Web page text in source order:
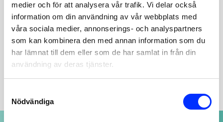
medier och för att analysera vår trafik. Vi delar också
information om din användning av vår webbplats med
våra sociala medier, annonserings- och analyspartners
som kan kombinera den med annan information som du
har lämnat till dem eller som de har samlat in från din
användning av deras tjänster.
Selection
Nödvändiga
Lägg till i varukorg
BESKRIVNING